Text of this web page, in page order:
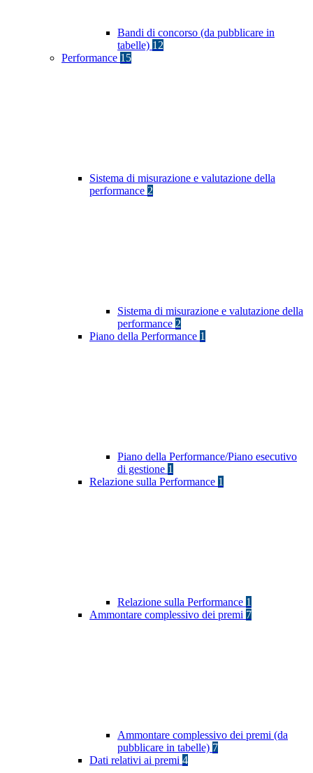
Bandi di concorso (da pubblicare in
tabelle) 12
Performance 15
Sistema di misurazione e valutazione della
performance 2
Sistema di misurazione e valutazione della
performance 2
Piano della Performance 1
Piano della Performance/Piano esecutivo
di gestione 1
Relazione sulla Performance 1
Relazione sulla Performance 1
Ammontare complessivo dei premi 7
Ammontare complessivo dei premi (da
pubblicare in tabelle) 7
Dati relativi ai premi 4